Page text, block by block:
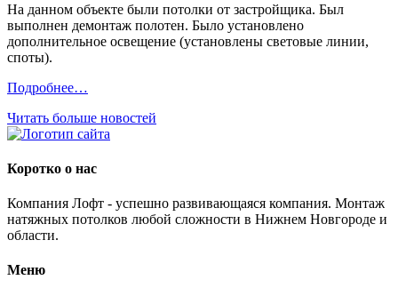
На данном объекте были потолки от застройщика. Был
выполнен демонтаж полотен. Было установлено
дополнительное освещение (установлены световые линии,
споты).
Подробнее…
Читать больше новостей
Коротко о нас
Компания Лофт - успешно развивающаяся компания. Монтаж
натяжных потолков любой сложности в Нижнем Новгороде и
области.
Меню